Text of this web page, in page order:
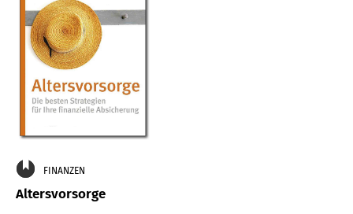
FINANZEN
Altersvorsorge